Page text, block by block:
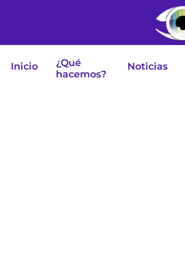
Inicio
¿Qué
hacemos?
Noticias